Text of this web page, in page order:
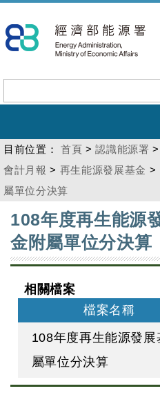
到
主
內
容
目前位置： 首頁 >認識能源署 >
會計月報 > 再生能源發展基金 >
屬單位分決算
108年度再生能源
金附屬單位分決算
相關檔案
檔案名稱
108年度再生能源發展
屬單位分決算